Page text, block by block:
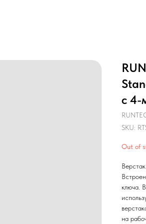
с 4-
SKU:
Out of
ключа.
на